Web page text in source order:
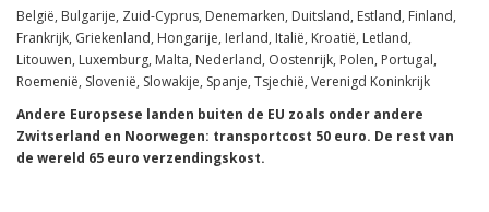
België, Bulgarije, Zuid-Cyprus, Denemarken, Duitsland, Estland, Finland,
Frankrijk, Griekenland, Hongarije, Ierland, Italië, Kroatië, Letland,
Litouwen, Luxemburg, Malta, Nederland, Oostenrijk, Polen, Portugal,
Roemenië, Slovenië, Slowakije, Spanje, Tsjechië, Verenigd Koninkrijk
Andere Europsese landen buiten de EU zoals onder andere
Zwitserland en Noorwegen: transportcost 50 euro. De rest van
de wereld 65 euro verzendingskost.